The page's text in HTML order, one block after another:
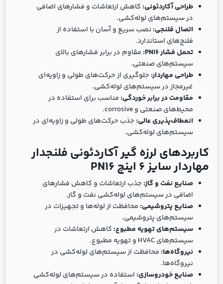
طراحی آکاردئونی: کاهش ارتعاشات و فشارهای اضافی
در سیستم‌های لوله‌کشی.
اتصال فلنجی: نصب سریع و آسان با استفاده از
فلنج‌های استاندارد.
تحمل فشار PN16:
مقاوم در برابر فشارهای بالای
سیستم‌های صنعتی.
طراحی مهاردار: جلوگیری از حرکت‌های طولی و زاویه‌ای
غیرمجاز در سیستم‌های لوله‌کشی.
مقاومت در برابر خوردگی: مناسب برای استفاده در
محیط‌های صنعتی و corrosive.
انعطاف‌پذیری عالی: جذب حرکت‌های طولی و زاویه‌ای در
سیستم‌های لوله‌کشی.
کاربردهای لرزه گیر آکاردئونی فلنجدار
مهاردار سایز 6 اینچ PN16
صنایع نفت و گاز: جذب ارتعاشات و کاهش فشارهای
اضافی در سیستم‌های لوله‌کشی نفت و گاز.
صنایع پتروشیمی: محافظت از لوله‌ها و تجهیزات در
سیستم‌های پتروشیمی.
سیستم‌های تهویه مطبوع: کاهش ارتعاشات در
سیستم‌های HVAC و تهویه مطبوع.
نیروگاه‌ها: محافظت از سیستم‌های لوله‌کشی در
نیروگاه‌ها.
صنایع خودروسازی: استفاده در سیستم‌های لوله‌کشی